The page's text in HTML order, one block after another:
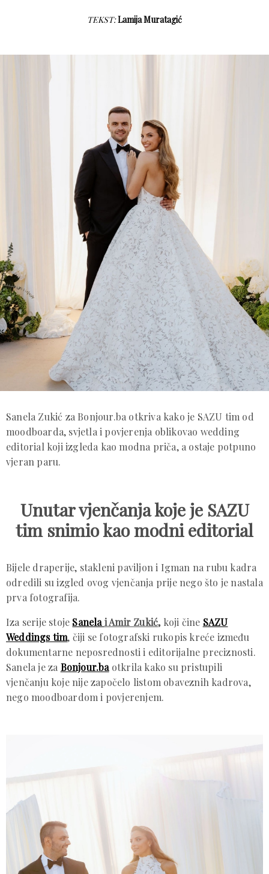
TEKST:Lamija Muratagić
Sanela Zukić za Bonjour.ba otkriva kako je SAZU tim od
moodboarda, svjetla i povjerenja oblikovao wedding
editorial koji izgleda kao modna priča, a ostaje potpuno
vjeran paru.
Unutar vjenčanja koje je SAZU
tim snimio kao modni editorial
Bijele draperije, stakleni paviljon i Igman na rubu kadra
odredili su izgled ovog vjenčanja prije nego što je nastala
prva fotografija.
Iza serije stoje Sanelai Amir Zukić, koji čine SAZU
Weddings tim, čiji se fotografski rukopis kreće između
dokumentarne neposrednosti i editorijalne preciznosti.
Sanela je za Bonjour.baotkrila kako su pristupili
vjenčanju koje nije započelo listom obaveznih kadrova,
nego moodboardom i povjerenjem.